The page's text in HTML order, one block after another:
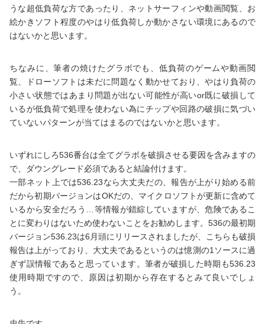
うな超低負荷な方であったり、ネットサーフィンや動画閲覧、お
絵かきソフト程度のやはり低負荷しか動かさない環境にあるので
はないかと思います。
ちなみに、筆者の焼けたグラボでも、低負荷のゲームや動画閲
覧、ドローソフトは未だに問題なく動かせており、やはり負荷の
小さい状態ではあまり問題が出ない可能性が高いor既に破損して
いるが低負荷で処理を使わない為にチップや回路の破損に気づい
ていないパターンが当てはまるのではないかと思います。
いずれにしろ536番台は全てグラボを破損させる要因を含みますの
で、ダウングレード必須であると結論付けます。
一部ネット上では536.23なら大丈夫だの、報告が上がり始める前
だから初期バージョンはOKだの、マイクロソフトが更新に含めて
いるから安全だろう…等情報が錯綜していますが、危険であるこ
とに変わりはないため使わないことをお勧めします。536の最初期
バージョン536.23は6月頭にリリースされましたが、こちらも破損
報告は上がっており、大丈夫であるというのは憶測の1ソースに過
ぎず誤情報であると思っています。筆者が破損した時期も536.23
使用時期ですので、原因は初期から存在するとみて良いでしょ
う。